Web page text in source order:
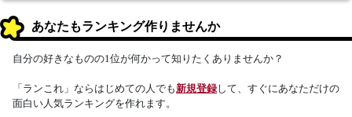
あなたもランキング作りませんか
自分の好きなものの1位が何かって知りたくありませんか？
「ランこれ」ならはじめての人でも新規登録して、すぐにあなただけの
面白い人気ランキングを作れます。